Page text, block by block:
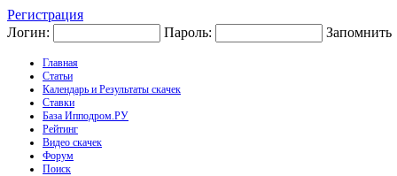
Регистрация
Логин:
Пароль: Запомнить
Главная
Статьи
Календарь и Результаты скачек
Ставки
База Ипподром.РУ
Рейтинг
Видео скачек
Форум
Поиск